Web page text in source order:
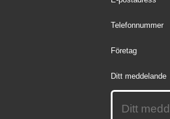
Telefonnummer
Företag
Ditt meddelande